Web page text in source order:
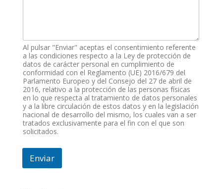
Al pulsar "Enviar" aceptas el consentimiento referente
a las condiciones respecto a la Ley de protección de
datos de carácter personal en cumplimiento de
conformidad con el Reglamento (UE) 2016/679 del
Parlamento Europeo y del Consejo del 27 de abril de
2016, relativo a la protección de las personas físicas
en lo que respecta al tratamiento de datos personales
y a la libre circulación de estos datos y en la legislación
nacional de desarrollo del mismo, los cuales van a ser
tratados exclusivamente para el fin con el que son
solicitados.
Enviar